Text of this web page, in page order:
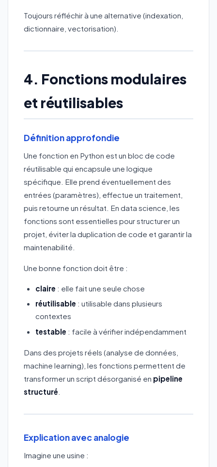
Toujours réfléchir à une alternative (indexation,
dictionnaire, vectorisation).
4. Fonctions modulaires
et réutilisables
Définition approfondie
Une fonction en Python est un bloc de code
réutilisable qui encapsule une logique
spécifique. Elle prend éventuellement des
entrées (paramètres), effectue un traitement,
puis retourne un résultat. En data science, les
fonctions sont essentielles pour structurer un
projet, éviter la duplication de code et garantir la
maintenabilité.
Une bonne fonction doit être :
claire : elle fait une seule chose
réutilisable : utilisable dans plusieurs
contextes
testable : facile à vérifier indépendamment
Dans des projets réels (analyse de données,
machine learning), les fonctions permettent de
transformer un script désorganisé en pipeline
structuré
Explication avec analogie
Imagine une usine :